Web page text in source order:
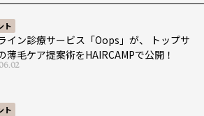
ト
イン診療サービス「Oops」が、 トップサ
薄毛ケア提案術をHAIRCAMPで公開！
ト